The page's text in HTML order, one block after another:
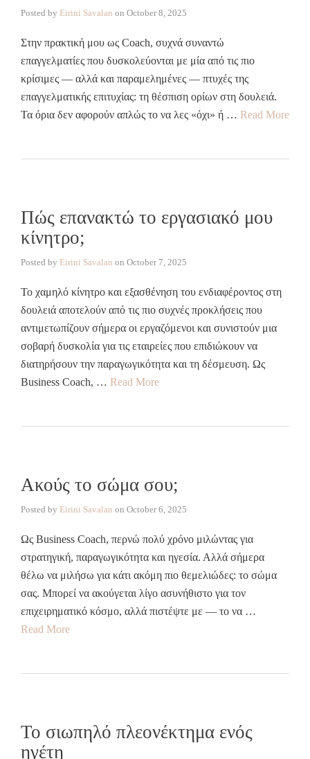
Posted by Eirini Savalan on October 8, 2025
Στην πρακτική μου ως Coach, συχνά συναντώ
επαγγελματίες που δυσκολεύονται με μία από τις πιο
κρίσιμες — αλλά και παραμελημένες — πτυχές της
επαγγελματικής επιτυχίας: τη θέσπιση ορίων στη δουλειά.
Τα όρια δεν αφορούν απλώς το να λες «όχι» ή … Read More
Πώς επανακτώ το εργασιακό μου
κίνητρο;
Posted by Eirini Savalan on October 7, 2025
To χαμηλό κίνητρο και εξασθένηση του ενδιαφέροντος στη
δουλειά αποτελούν από τις πιο συχνές προκλήσεις που
αντιμετωπίζουν σήμερα οι εργαζόμενοι και συνιστούν μια
σοβαρή δυσκολία για τις εταιρείες που επιδιώκουν να
διατηρήσουν την παραγωγικότητα και τη δέσμευση. Ως
Business Coach, … Read More
Ακούς το σώμα σου;
Posted by Eirini Savalan on October 6, 2025
Ως Business Coach, περνώ πολύ χρόνο μιλώντας για
στρατηγική, παραγωγικότητα και ηγεσία. Αλλά σήμερα
θέλω να μιλήσω για κάτι ακόμη πιο θεμελιώδες: το σώμα
σας. Μπορεί να ακούγεται λίγο ασυνήθιστο για τον
επιχειρηματικό κόσμο, αλλά πιστέψτε με — το να …
Read More
Το σιωπηλό πλεονέκτημα ενός
ηγέτη